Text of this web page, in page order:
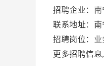
招聘企业： 南
联系地址：南
招聘岗位： 业
更多招聘信息